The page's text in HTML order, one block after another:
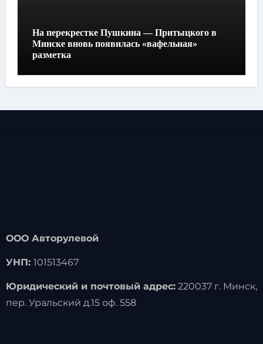
На перекрестке Пушкина — Притыцкого в
Минске вновь появилась «вафельная»
разметка
ООО Авторулевой
УНП: 101513467
Юридический и почтовый адрес:220037 г. Минск,
пер. Уральский д.15 оф. 558